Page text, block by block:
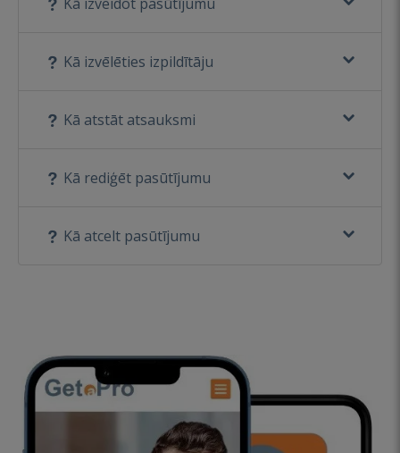
Kā izvēlēties izpildītāju
Kā atstāt atsauksmi
Kā rediģēt pasūtījumu
Kā atcelt pasūtījumu